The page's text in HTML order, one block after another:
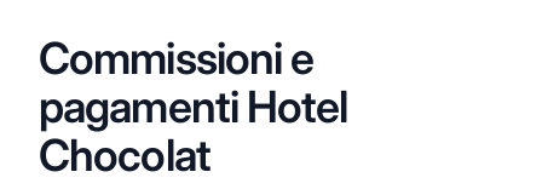
Commissioni e
pagamenti Hotel
Chocolat